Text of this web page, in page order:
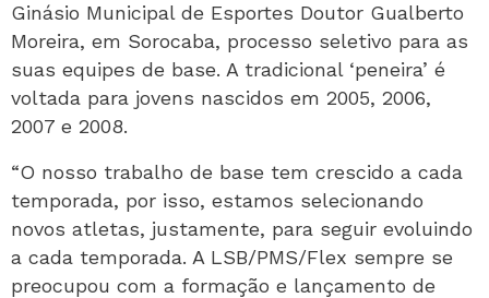
Ginásio Municipal de Esportes Doutor Gualberto
Moreira, em Sorocaba, processo seletivo para as
suas equipes de base. A tradicional ‘peneira’ é
voltada para jovens nascidos em 2005, 2006,
2007 e 2008.
“O nosso trabalho de base tem crescido a cada
temporada, por isso, estamos selecionando
novos atletas, justamente, para seguir evoluindo
a cada temporada. A LSB/PMS/Flex sempre se
preocupou com a formação e lançamento de